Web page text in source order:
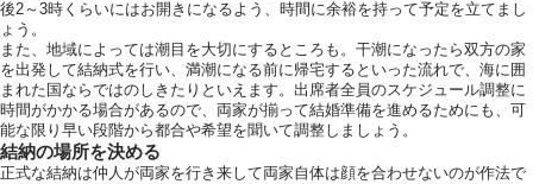
後2～3時くらいにはお開きになるよう、時間に余裕を持って予定を立てまし
ょう。
また、地域によっては潮目を大切にするところも。干潮になったら双方の家
を出発して結納式を行い、満潮になる前に帰宅するといった流れで、海に囲
まれた国ならではのしきたりといえます。出席者全員のスケジュール調整に
時間がかかる場合があるので、両家が揃って結婚準備を進めるためにも、可
能な限り早い段階から都合や希望を聞いて調整しましょう。
結納の場所を決める
正式な結納は仲人が両家を行き来して両家自体は顔を合わせないのが作法で